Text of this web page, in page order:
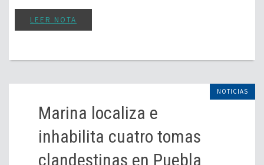
LEER NOTA
NOTICIAS
Marina localiza e
inhabilita cuatro tomas
clandestinas en Puebla